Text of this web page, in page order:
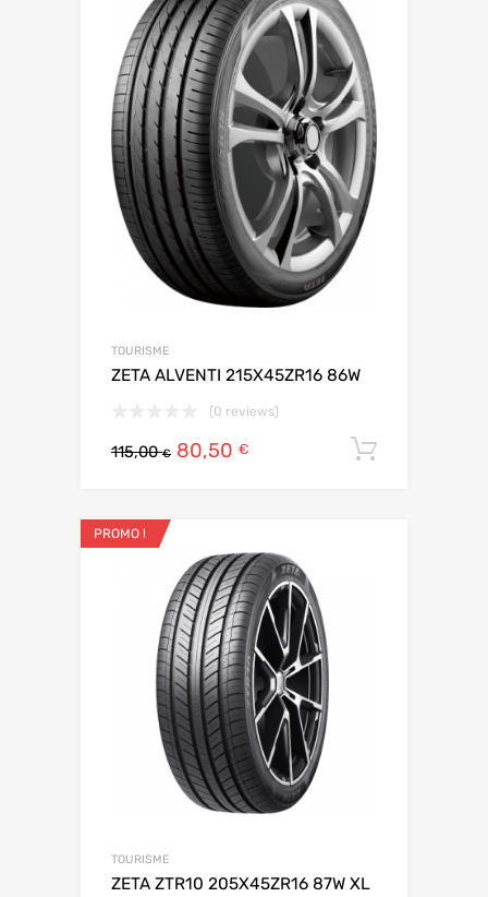
TOURISME
ZETA ALVENTI 215X45ZR16 86W
(0 reviews)
115,00€ 80,50 €
PROMO !
TOURISME
ZETA ZTR10 205X45ZR16 87W XL